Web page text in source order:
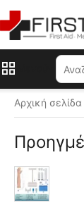
Αρχική σελίδα
⛟
Δωρεάν
αποστολή